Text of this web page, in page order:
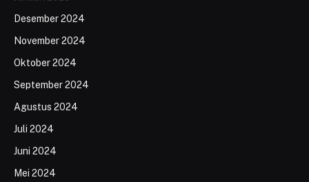
Desember 2024
November 2024
Oktober 2024
September 2024
Agustus 2024
Juli 2024
Juni 2024
Mei 2024